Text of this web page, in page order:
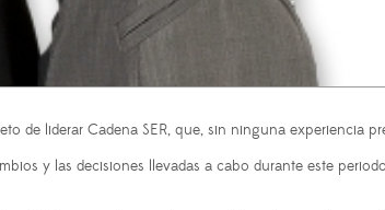
de liderar Cadena SER, que, sin ninguna experiencia
y las decisiones llevadas a cabo durante este